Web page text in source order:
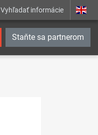
Vyhľadať informácie
Staňte sa partnerom